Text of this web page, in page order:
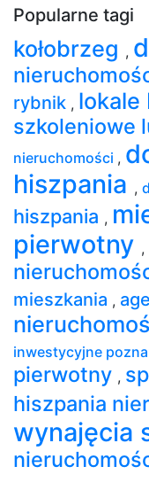
Popularne tagi
kołobrzeg ,
rybnik , lokale
szkoleniowe
nieruchomości ,
hiszpania ,
hiszpania ,
pierwotny ,
mieszkania ,
inwestycyjne
pierwotny ,
hiszpania
wynajęcia